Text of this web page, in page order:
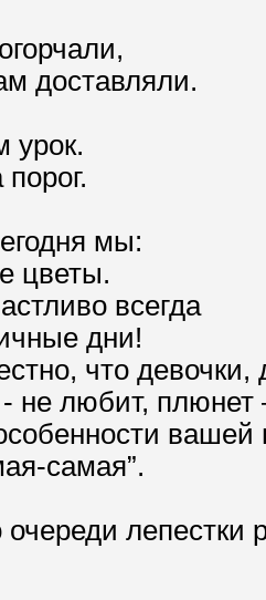
доставляли.
урок.
мы:
цветы.
всегда
дни!
что
не любит,
самая”.
очереди